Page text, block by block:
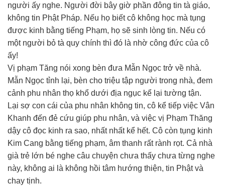
người ấy nghe. Người đời bây giờ phần đông tin tà giáo,
không tin Phật Pháp. Nếu họ biết cô không học mà tụng
được kinh bằng tiếng Phạm, họ sẽ sinh lòng tin. Nếu có
một người bỏ tà quy chính thì đó là nhờ công đức của cô
ấy!
Vị phạm Tăng nói xong bèn đưa Mẫn Ngọc trở về nhà.
Mẫn Ngọc tỉnh lại, bèn cho triệu tập người trong nhà, đem
cảnh phu nhân thọ khổ dưới địa ngục kể lại tường tận.
Lại sợ con cái của phu nhân không tin, cô kể tiếp việc Vân
Khanh đến đẻ cứu giúp phu nhân, và việc vị Phạm Thăng
dậy cô đọc kinh ra sao, nhất nhất kể hết. Cô còn tụng kinh
Kim Cang bằng tiếng phạm, âm thanh rất rành rọt. Cả nhà
già trẻ lớn bé nghe câu chuyện chưa thấy chưa từng nghe
này, không ai là không hồi tâm hướng thiện, tin Phật và
chay tịnh.